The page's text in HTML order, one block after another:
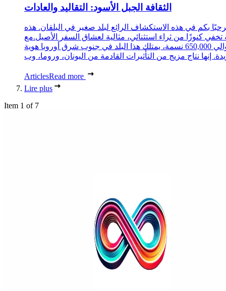
الثقافة الجبل الأسود: التقاليد والعادات
بكم في هذه الاستكشاف الرائع لبلد صغير في البلقان. هذه
تخفي كنوزًا من ثراء استثنائي، مثالية لعشاق السفر الأصيل.مع
حوالي 650,000 نسمة، يمتلك هذا البلد في جنوب شرق أوروبا هوية
ArticlesRead more
Lire plus
Item 1 of 7